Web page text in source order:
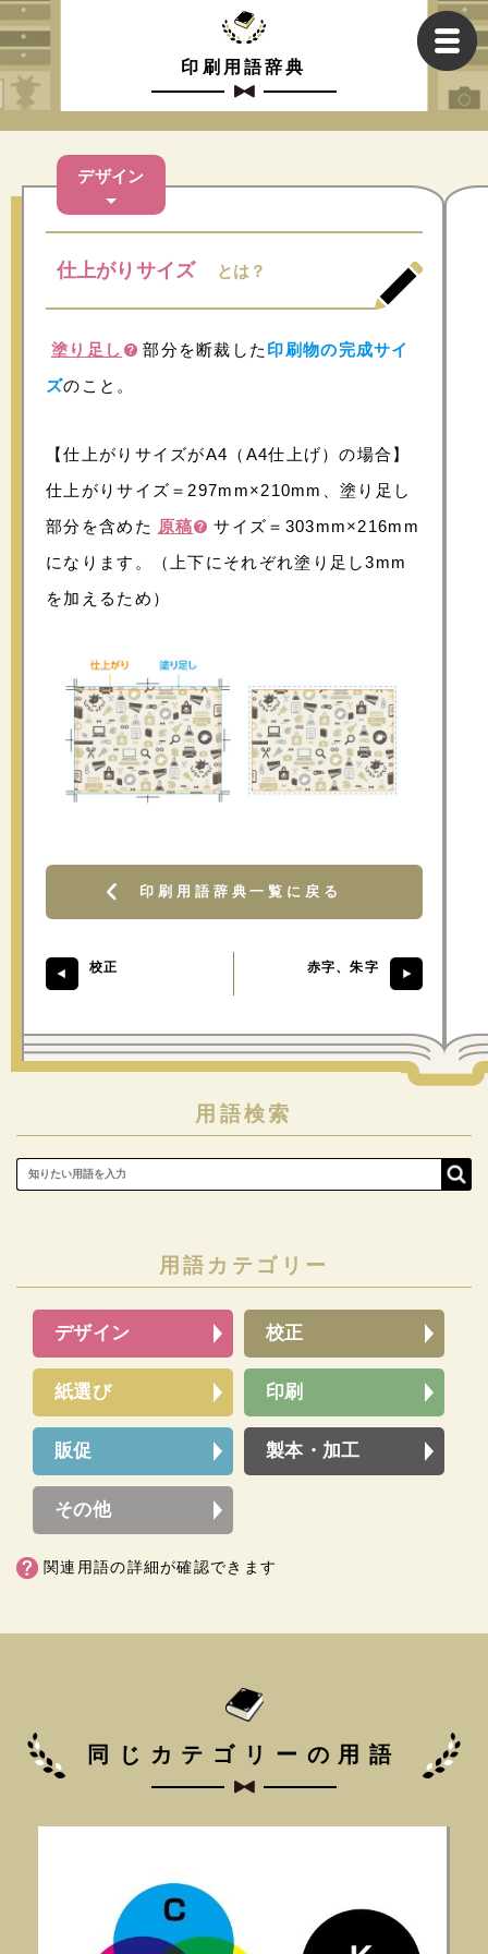
印刷用語辞典
デザイン
仕上がりサイズ とは？
塗り足し 部分を断裁した 印刷物の完成サイ
ズのこと。
【仕上がりサイズがA4（A4仕上げ）の場合】
仕上がりサイズ＝297mm×210mm、塗り足し
部分を含めた 原稿
サイズ＝303mm×216mm
になります。（上下にそれぞれ塗り足し3mm
を加えるため）
印刷用語辞典一覧に戻る
校正 赤字、朱字
用語検索
用語カテゴリー
デザイン 校正
紙選び 印刷
販促 製本・加工
その他
関連用語の詳細が確認できます
同じカテゴリーの用語